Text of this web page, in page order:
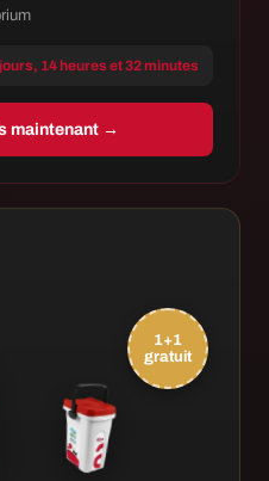
14 heures et 32 minutes
maintenant →
1+1
gratuit